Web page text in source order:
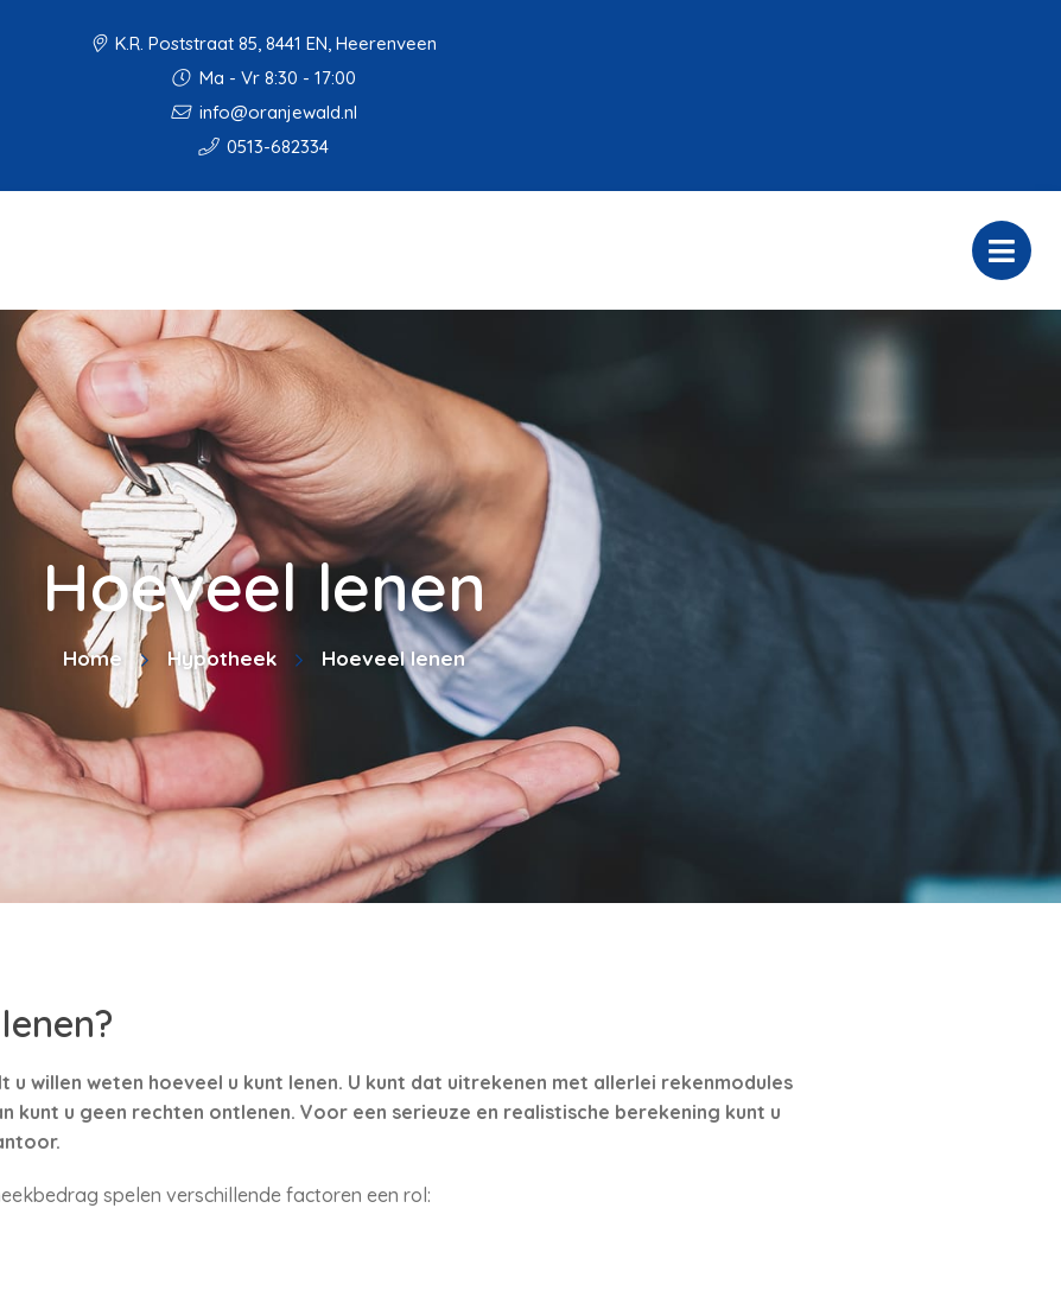
K.R. Poststraat 85, 8441 EN, Heerenveen
Ma - Vr 8:30 - 17:00
info@oranjewald.nl
0513-682334
Hoeveel lenen
Home Hypotheek Hoeveel lenen
u willen weten hoeveel u kunt lenen. U kunt dat uitrekenen met allerlei rekenmodules
kunt u geen rechten ontlenen. Voor een serieuze en realistische berekening kunt u
spelen verschillende factoren een rol: